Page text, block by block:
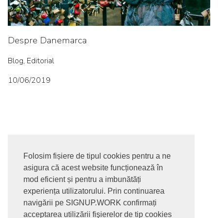
Folosim fișiere de tipul cookies pentru a ne
asigura că acest website funcționează în
mod eficient și pentru a imbunătăți
experiența utilizatorului. Prin continuarea
navigării pe SIGNUP.WORK confirmați
acceptarea utilizării fişierelor de tip cookies
Despre Danemarca
Blog, Editorial
10/06/2019
© 2017-2026. Toate drepturile rezervate
SIGNUPDOTWORK SRLTermeni si conditii | Politica de
confidentialitate | Politica de livrare si anulare comanda |
Politica GDPR